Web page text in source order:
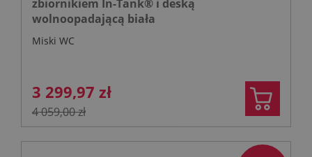
zbiornikiem In-Tank® i deską
wolnoopadającą biała
Miski WC
3 299,97 zł
4 059,00 zł